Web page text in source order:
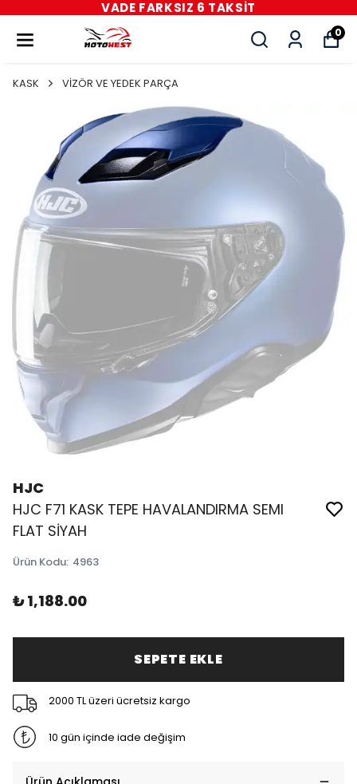
VADE FARKSIZ 6 TAKSİT
0
KASK VİZÖR VE YEDEK PARÇA
HJC
HJC F71 KASK TEPE HAVALANDIRMA SEMI
FLAT SİYAH
Ürün Kodu: 4963
₺ 1,188.00
SEPETE EKLE
2000 TL üzeri ücretsiz kargo
10 gün içinde iade değişim